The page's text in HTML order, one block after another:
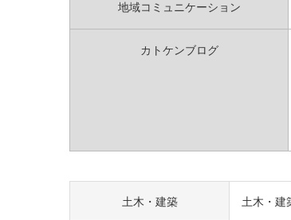
地域コミュニケーション
カトケンブログ
土木・建築 土木・建